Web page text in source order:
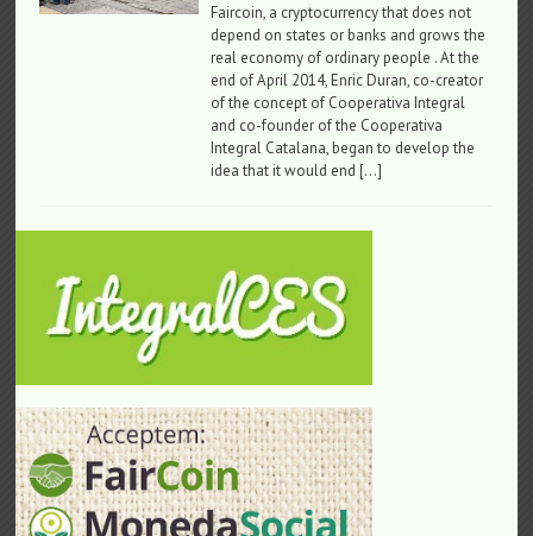
Faircoin, a cryptocurrency that does not
depend on states or banks and grows the
real economy of ordinary people . At the
end of April 2014, Enric Duran, co-creator
of the concept of Cooperativa Integral
and co-founder of the Cooperativa
Integral Catalana, began to develop the
idea that it would end […]